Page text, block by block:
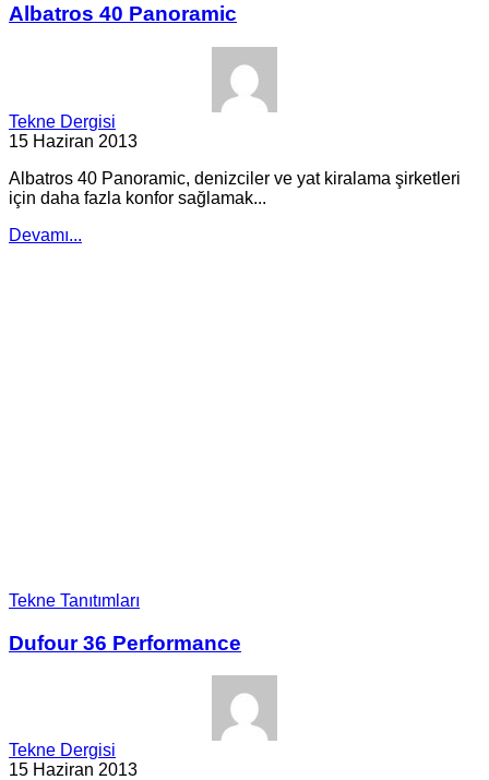
Albatros 40 Panoramic
Tekne Dergisi
15 Haziran 2013
Albatros 40 Panoramic, denizciler ve yat kiralama şirketleri
için daha fazla konfor sağlamak...
Devamı...
Tekne Tanıtımları
Dufour 36 Performance
Tekne Dergisi
15 Haziran 2013